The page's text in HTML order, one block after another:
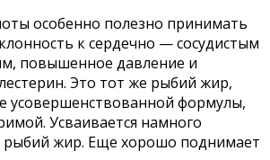
особенно полезно принимать
к сердечно — сосудистым
повышенное давление и
Это тот же рыбий жир,
усовершенствованной формулы,
Усваивается намного
жир. Еще хорошо поднимает